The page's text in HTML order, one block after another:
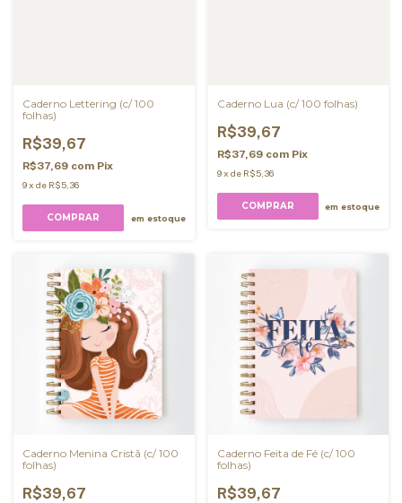
Caderno Lettering (c/ 100
folhas)
R$39,67
R$37,69 com Pix
9x de R$5,36
COMPRAR em estoque
Caderno Lua (c/ 100 folhas)
R$39,67
R$37,69 com Pix
9 x de R$5,36
COMPRAR em estoque
Caderno Menina Cristã (c/ 100
folhas)
R$39,67
Caderno Feita de Fé (c/ 100
folhas)
R$39,67